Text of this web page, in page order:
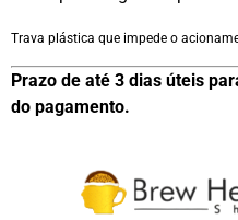
Trava plástica que impede o
Prazo de até 3 dias úteis
do pagamento.